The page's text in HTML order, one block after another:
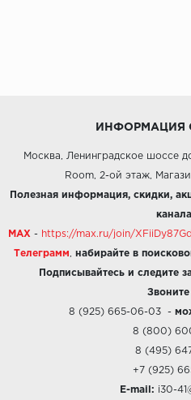
ИНФОРМАЦИЯ
Москва, Ленинградское шоссе
Room, 2-ой этаж,
Полезная информация, скидки,
MAX - https://max.ru/join/
Телеграмм набирайте в
Подписывайтесь и следите
8 (925) 665-06-03-
8 (800)
8 (495)
+7 (925)
E-mail: i30-